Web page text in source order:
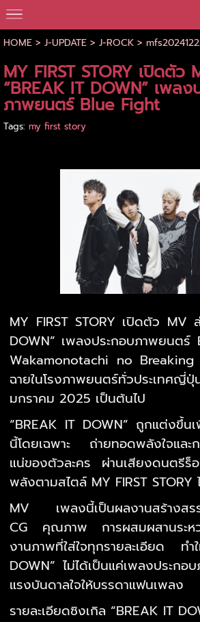
HOME> J-UPDATE> J-ROCK>
MY FIRST STORY เปิดตัว
“BREAK IT DOWN” เพลง
ภาพยนตร์ Blue Fight
Tags: my first story
MY FIRST STORY เปิดตัว MV
DOWN” เพลงประกอบภาพยนต
Wakamonotachi no Breaking
ฉายในโรงภาพยนตร์ทั่วประเ
มกราคม 2025 เป็นต้นไป
“BREAK IT DOWN” ถูกแต่งขึ้น
นี้โดยเฉพาะ ถ่ายทอดพลังใจและ
แน่ของตัวละคร ผ่านเสียงดนตรีร็
พลังตามสไตล์ MY FIRST
MV เพลงนี้เป็นผลงานสร้างสร
CG คุณภาพ การผสมผสานระหว่
งานภาพที่ใส่ใจทุกรายละเอียด
DOWN” ไม่ได้เป็นแค่เพลงประก
แรงบันดาลใจให้บรรดาแฟนเพลง
รายละเอียดซิงเกิล “BREAK IT